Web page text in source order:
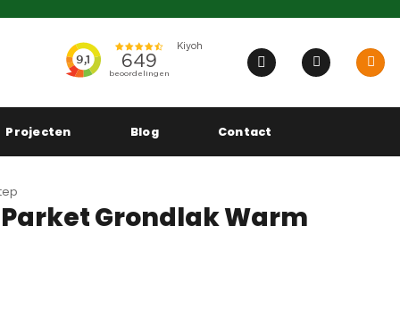
Projecten Blog Contact
Parket Grondlak Warm